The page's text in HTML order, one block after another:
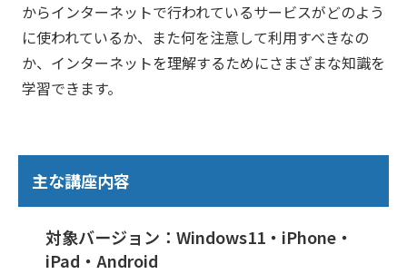
からインターネットで行われているサービスがどのよう
に使われているか、また何を注意して利用すべきなの
か、インターネットを理解するためにさまざまな知識を
学習できます。
主な講座内容
対象バージョン：Windows11・iPhone・
iPad・Android